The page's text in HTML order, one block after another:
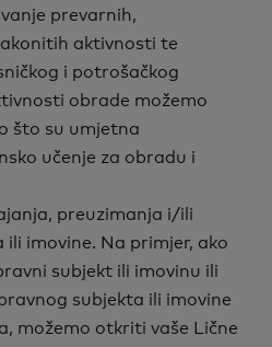
prevarnih,
aktivnosti te
i potrošačkog
obrade možemo
što su umjetna
učenje za obradu i
preuzimanja i/ili
ili imovine. Na primjer, ako
subjekt ili imovinu ili
subjekta ili imovine
možemo otkriti vaše Lične